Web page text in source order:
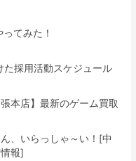
てみた！
た採用活動スケジュール
本店】最新のゲーム買取
、いらっしゃ～い！[中
報]